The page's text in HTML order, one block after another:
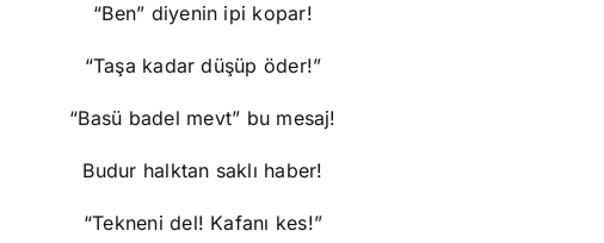
“Ben” diyenin ipi kopar!
“Taşa kadar düşüp öder!”
“Basü badel mevt” bu mesaj!
Budur halktan saklı haber!
“Tekneni del! Kafanı kes!”